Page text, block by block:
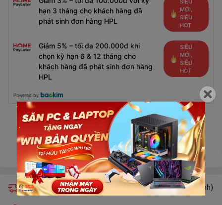
hạn 3 tháng cho khách hàng đã
phát sinh đơn hàng HPL
SIÊU
MỚI,
SIÊU
HOT
Giảm 5% – tối đa 200.000đ khi
chọn kỳ hạn 6 & 12 tháng cho
khách hàng đã phát sinh đơn hàng
HPL
SIÊU
MỚI,
SIÊU
HOT
Powered by
Gọi đặt mua0939.182.727 (7:30 - 20:00)
Giao hàng miễn phí trong 24h (chỉ áp dụng khu vực nội thành)